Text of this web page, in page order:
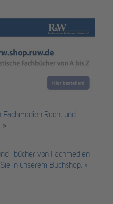
Recht und
»
-bücher von Fachmedien
in unserem Buchshop. »